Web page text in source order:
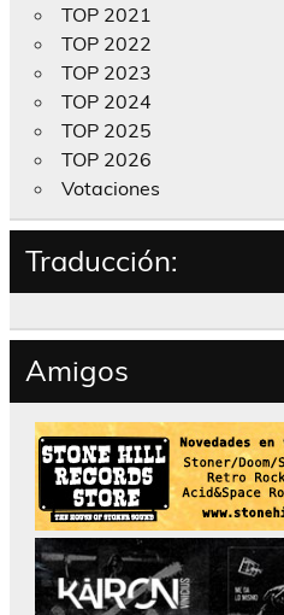
TOP 2021
TOP 2022
TOP 2023
TOP 2024
TOP 2025
TOP 2026
Votaciones
Traducción:
Amigos